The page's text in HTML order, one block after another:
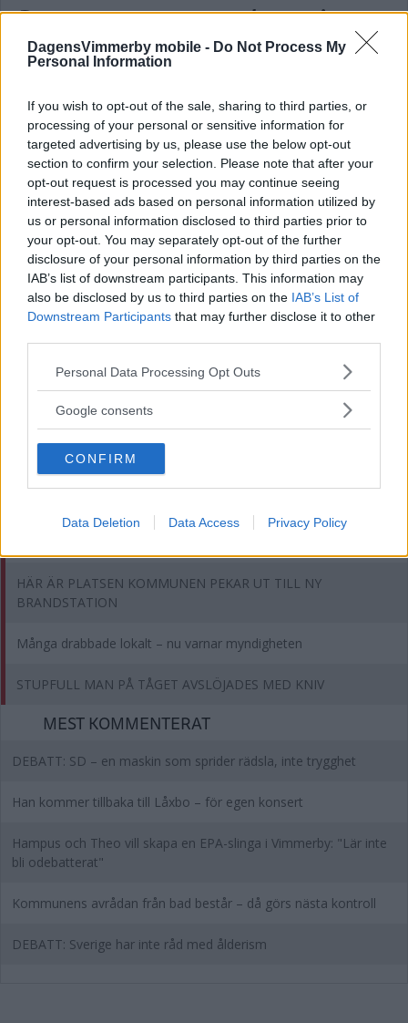
DagensVimmerby mobile - Do Not Process My
Personal Information
If you wish to opt-out of the sale, sharing to third parties, or
processing of your personal or sensitive information for
targeted advertising by us, please use the below opt-out
section to confirm your selection. Please note that after your
opt-out request is processed you may continue seeing
interest-based ads based on personal information utilized by
us or personal information disclosed to third parties prior to
your opt-out. You may separately opt-out of the further
disclosure of your personal information by third parties on the
IAB’s list of downstream participants. This information may
also be disclosed by us to third parties on the IAB’s List of
Downstream Participants that may further disclose it to other
Please note that this website/app uses one or more Google
not limited to your visit or usage behaviour. You may click to
use your data for below specified purposes in below Google
consent section.
Personal Data Processing Opt Outs
Google consents
CONFIRM
Data Deletion Data Access Privacy Policy
De arrangerar stort 80-talsparty i
Vimmerby – ”Blir jättekul”
NÖJE 01 juni 2019 05.37
Läs in fler nyheter
SENASTE
Företagarna utmanar politikerna – vill se dem på torget
Dags för visafton i Nyllinge – blir en hyllning till Pelle Englund
Veteranen har kört över 1 000 rallytävlingar – men på Emiltrofén
är han åskådare
Skadegörelse upptäckt på förskolan i Södra Vi
Nya försök i trakten – ombads trycka på länk
MEST LÄST
HÄR ÄR PLATSEN KOMMUNEN PEKAR UT TILL NY
BRANDSTATION
Många drabbade lokalt – nu varnar myndigheten
STUPFULL MAN PÅ TÅGET AVSLÖJADES MED KNIV
MEST KOMMENTERAT
DEBATT: SD – en maskin som sprider rädsla, inte trygghet
Han kommer tillbaka till Låxbo – för egen konsert
Hampus och Theo vill skapa en EPA-slinga i Vimmerby: "Lär inte
bli odebatterat"
Kommunens avrådan från bad består – då görs nästa kontroll
DEBATT: Sverige har inte råd med ålderism